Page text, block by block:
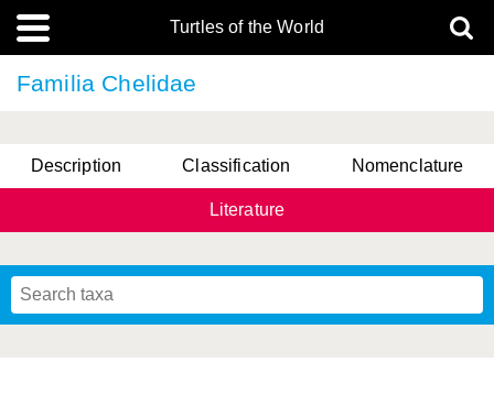
Turtles of the World
Familia Chelidae
Description Classification Nomenclature
Literature